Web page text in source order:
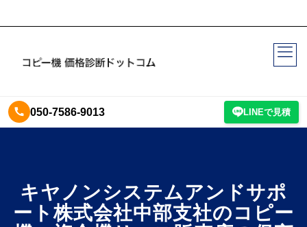
050-7586-9013 LINEで見積
キヤノンシステムアンドサポ
ート株式会社中部支社のコピー